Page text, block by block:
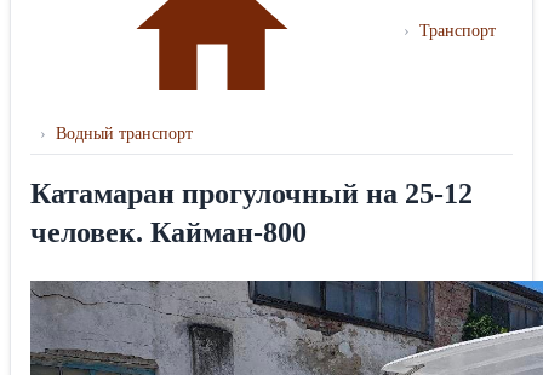
› Транспорт
› Водный транспорт
Катамаран прогулочный на 25-12
человек. Кайман-800